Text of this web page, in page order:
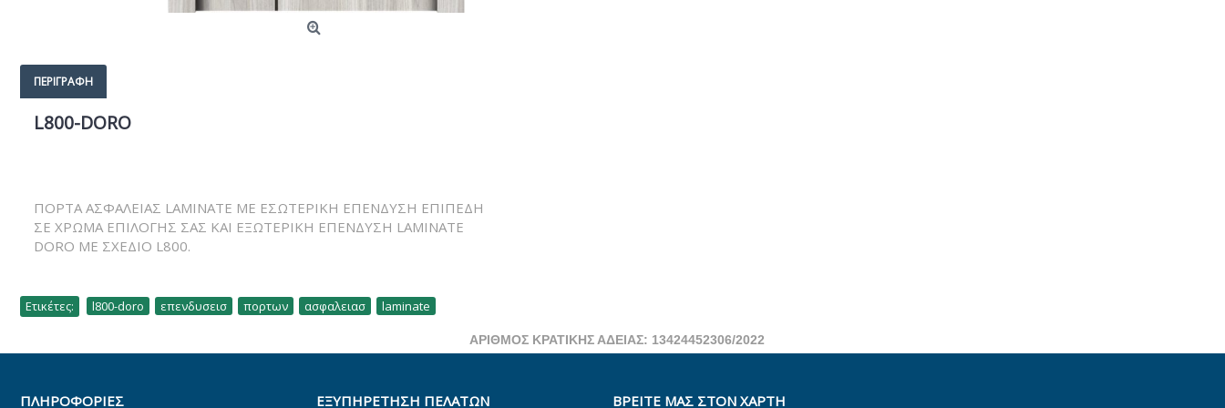
ΠΕΡΙΓΡΑΦΉ
L800-DORO
ΠΟΡΤΑ ΑΣΦΑΛΕΙΑΣ LAMINATE ΜΕ ΕΣΩΤΕΡΙΚΗ ΕΠΕΝΔΥΣΗ ΕΠΙΠΕΔΗ
ΣΕ ΧΡΩΜΑ ΕΠΙΛΟΓΗΣ ΣΑΣ ΚΑΙ ΕΞΩΤΕΡΙΚΗ ΕΠΕΝΔΥΣΗ LAMINATE
DORO ΜΕ ΣΧΕΔΙΟ L800.
Ετικέτες: l800-doro επενδυσεισ πορτων ασφαλειασ laminate
ΑΡΙΘΜΟΣ ΚΡΑΤΙΚΗΣ ΑΔΕΙΑΣ: 13424452306/2022
ΠΛΗΡΟΦΟΡΊΕΣ ΕΞΥΠΗΡΕΤΗΣΗ ΠΕΛΑΤΩΝ ΒΡΕΊΤΕ ΜΑΣ ΣΤΟΝ ΧΆΡΤΗ